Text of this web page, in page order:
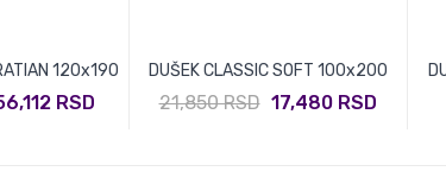
120x190
RSD
DUŠEK CLASSIC SOFT 100x200
21,850 RSD 17,480 RSD